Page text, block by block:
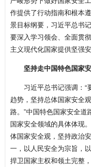
作提供了行动指南和根本
景目标纲要，习近平总书
要深入学习领会、全面贯
主义现代化国家提供坚强安
坚持走中国特色国家
习近平总书记强调：
趋势，坚持总体国家安全
路。”中国特色国家安全
国家安全领域的具体体现
体国家安全观，坚持政治
一，以人民安全为宗旨，
捍卫国家主权和领土完整